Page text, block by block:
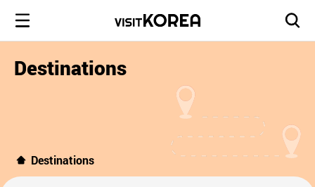
Destinations
Destinations